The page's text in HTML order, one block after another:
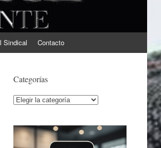
Sindical Contacto
Categorías
Categorías